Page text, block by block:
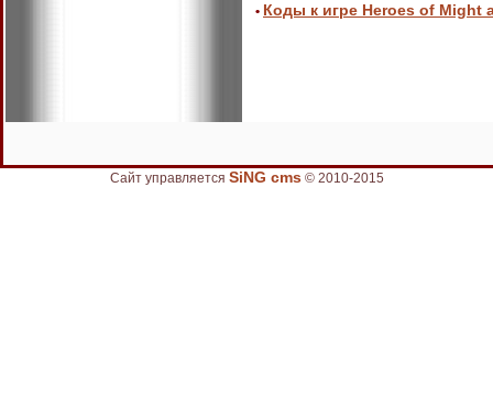
• Коды к игре Heroes of Might
Сайт управляется SiNG cms© 2010-2015